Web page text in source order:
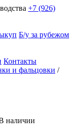
+7 (926)
Б/у за рубежом
Контакты
и фальцовки /
наличии